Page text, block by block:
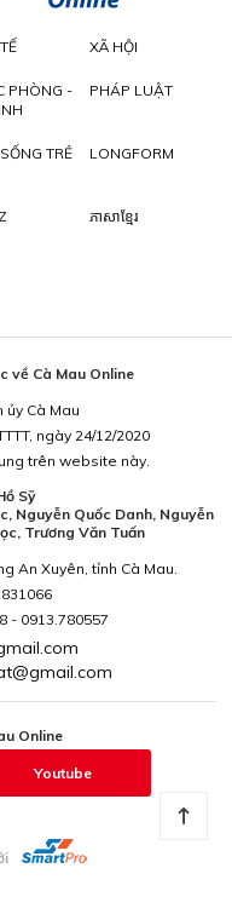
XÃ HỘI
PHÒNG -
PHÁP LUẬT
TRẺ LONGFORM
ភាសាខ្មែរ
về Cà Mau Online
ủy Cà Mau
ngày 24/12/2020
trên website này.
Sỹ
Nguyễn Quốc Danh, Nguyễn
Trương Văn Tuấn
An Xuyên, tỉnh Cà Mau.
- 0913.780557
Online
Youtube